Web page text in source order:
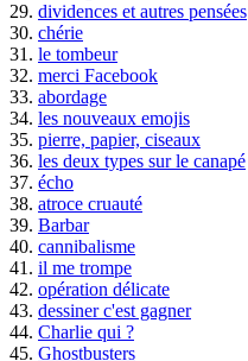
29. dividences et autres pensées
30. chérie
31. le tombeur
32. merci Facebook
33. abordage
34. les nouveaux emojis
35. pierre, papier, ciseaux
36. les deux types sur le canapé
37. écho
38. atroce cruauté
39. Barbar
40. cannibalisme
41. il me trompe
42. opération délicate
43. dessiner c'est gagner
44. Charlie qui ?
45. Ghostbusters